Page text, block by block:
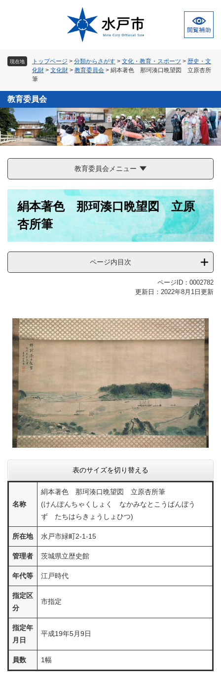
文
へ
現在地 トップページ > 分類からさがす > 文化・教育・スポーツ > 歴史・文
化財 > 文化財 > 教育委員会 > 絹本著色 那珂湊口晩望図 立原杏所
筆
教育委員会
教育委員会メニュー
絹本著色 那珂湊口晩望図 立原
杏所筆
ページ内目次
ページID：0002782
更新日：2022年8月1日更新
表のサイズを切り替える
名称
絹本著色 那珂湊口晩望図 立原杏所筆
(けんぽんちゃくしょく なかみなとこうばんぼう
ず たちはらきょうしょひつ)
所在地 水戸市緑町2-1-15
管理者 茨城県立歴史館
年代等 江戸時代
指定区
分
市指定
指定年
月日
平成19年5月9日
員数 1幅